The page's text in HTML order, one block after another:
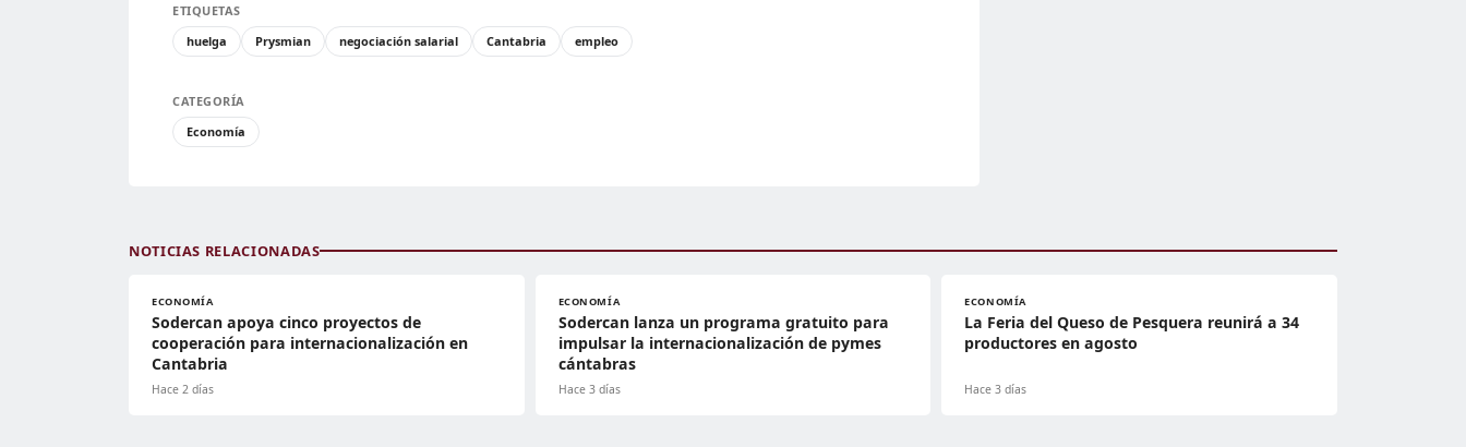
ETIQUETAS
huelga
Prysmian negociación salarial Cantabria empleo
CATEGORÍA
Economía
NOTICIAS RELACIONADAS
ECONOMÍA
Sodercan apoya cinco proyectos de
cooperación para internacionalización en
Cantabria
Hace 2 días
ECONOMÍA
Sodercan lanza un programa gratuito para
impulsar la internacionalización de pymes
cántabras
Hace 3 días
ECONOMÍA
La Feria del Queso de Pesquera reunirá a 34
productores en agosto
Hace 3 días